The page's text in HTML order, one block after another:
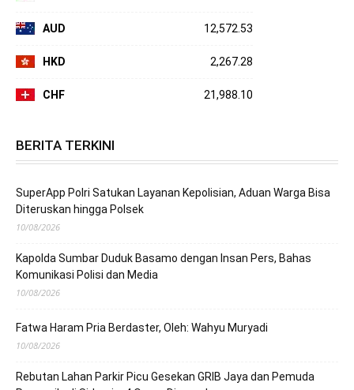
AUD 12,572.53
HKD 2,267.28
CHF 21,988.10
BERITA TERKINI
SuperApp Polri Satukan Layanan Kepolisian, Aduan Warga Bisa
Diteruskan hingga Polsek
10/08/2026
Kapolda Sumbar Duduk Basamo dengan Insan Pers, Bahas
Komunikasi Polisi dan Media
10/08/2026
Fatwa Haram Pria Berdaster, Oleh: Wahyu Muryadi
10/08/2026
Rebutan Lahan Parkir Picu Gesekan GRIB Jaya dan Pemuda